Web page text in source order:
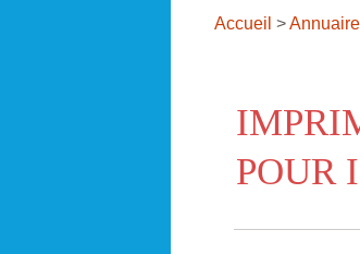
Accueil >Annuaire
POUR